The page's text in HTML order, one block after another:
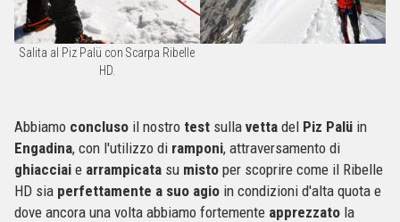
Salita al Piz Palü con Scarpa Ribelle
HD.
Abbiamo concluso il nostro test sulla vetta del Piz Palü in
Engadina, con l'utilizzo di ramponi, attraversamento di
ghiacciai e arrampicata su misto per scoprire come il Ribelle
HD sia perfettamente a suo agio in condizioni d'alta quota e
dove ancora una volta abbiamo fortemente apprezzato la